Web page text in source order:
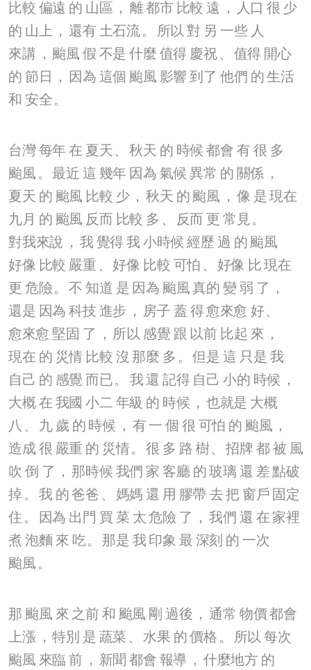
比較 偏遠 的 山區 ， 離都市 比較 遠 ， 人口 很 少
的 山上 ， 還有 土石流。 所以對 另 一些 人
來講 ， 颱風 假 不是 什麼 值得 慶祝、 值得 開心
的 節日 ， 因為 這個 颱風 影響 到了 他們 的生活
和 安全。
台灣每年 在 夏天、 秋天 的 時候 都會 有 很 多
颱風 。 最近 這 幾年 因為 氣候 異常 的 關係 ，
夏天 的 颱風 比較 少 ， 秋天 的 颱風 ， 像 是現在
九月 的 颱風 反而 比較 多 、 反而 更 常見。
對我來說 ， 我 覺得我 小時候 經歷 過 的 颱風
好像 比較 嚴重 、 好像 比較 可怕 、 好像 比現在
更 危險。 不 知道 是 因為 颱風真的 變弱 了 ，
還是 因為 科技 進步 ， 房子 蓋 得愈來愈 好、
愈來愈 堅固 了 ， 所以 感覺 跟 以前 比起 來 ，
現在 的 災情 比較 沒 那麼 多 。 但是 這 只是 我
自己 的 感覺 而已。 我 還 記得 自己 小的 時候 ，
大概在 我國 小二 年級 的 時候 ， 也就是 大概
八 、 九 歲 的 時候 ， 有 一 個 很 可怕 的 颱風 ，
造成 很 嚴重 的 災情。 很 多 路 樹、 招牌 都被 風
吹 倒 了 ， 那時候 我們 家 客廳 的玻璃 還 差點破
掉。 我 的爸爸 、 媽媽 還 用 膠帶 去把 窗戶 固定
住 。 因為 出門 買 菜 太危險 了 ， 我們 還 在 家裡
煮 泡麵 來 吃。 那是 我 印象 最 深刻 的 一次
颱風 。
那 颱風 來之前 和 颱風 剛 過後 ， 通常 物價都會
上漲 ， 特別 是 蔬菜 、 水果 的價格 。 所以每次
颱風 來臨 前 ， 新聞 都會 報導 ， 什麼地方 的